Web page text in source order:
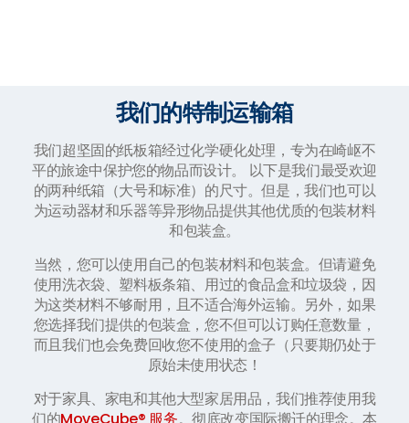
我们的特制运输箱
我们超坚固的纸板箱经过化学硬化处理，专为在崎岖不
平的旅途中保护您的物品而设计。 以下是我们最受欢迎
的两种纸箱（大号和标准）的尺寸。但是，我们也可以
为运动器材和乐器等异形物品提供其他优质的包装材料
和包装盒。
当然，您可以使用自己的包装材料和包装盒。但请避免
使用洗衣袋、塑料板条箱、用过的食品盒和垃圾袋，因
为这类材料不够耐用，且不适合海外运输。另外，如果
您选择我们提供的包装盒，您不但可以订购任意数量，
而且我们也会免费回收您不使用的盒子（只要期仍处于
原始未使用状态！
对于家具、家电和其他大型家居用品，我们推荐使用我